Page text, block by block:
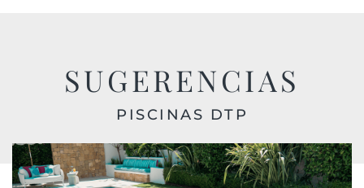
SUGERENCIAS
PISCINAS DTP